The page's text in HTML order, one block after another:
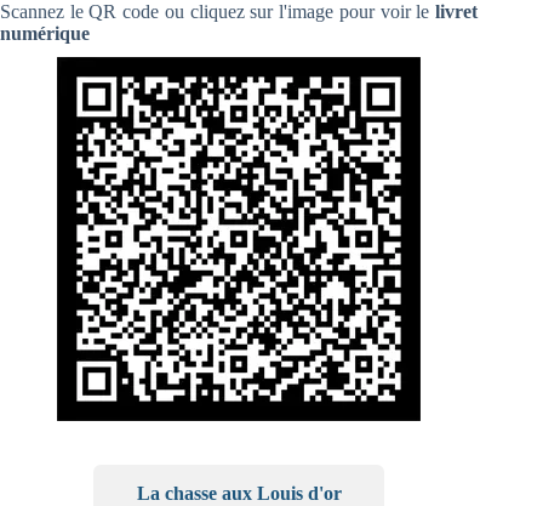
Scannez le QR code ou cliquez sur l'image pour voir lelivret
numérique
La chasse aux Louis d'or